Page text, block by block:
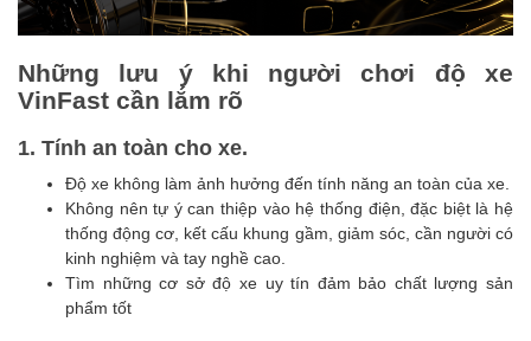
Những lưu ý khi người chơi độ xe
VinFast cần lắm rõ
1. Tính an toàn cho xe.
Độ xe không làm ảnh hưởng đến tính năng an toàn của xe.
Không nên tự ý can thiệp vào hệ thống điện, đặc biệt là hệ
thống động cơ, kết cấu khung gầm, giảm sóc, cần người có
kinh nghiệm và tay nghề cao.
Tìm những cơ sở độ xe uy tín đảm bảo chất lượng sản
phẩm tốt